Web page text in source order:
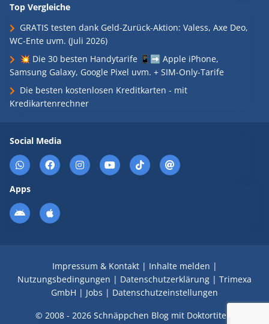
Top Vergleiche
GRATIS testen dank Geld-Zurück-Aktion: Valess, Axe Deo,
WC-Ente uvm. (Juli 2026)
💥 Die 30 besten Handytarife 📱➡️ Apple iPhone,
Samsung Galaxy, Google Pixel uvm. + SIM-Only-Tarife
Die besten kostenlosen Kreditkarten - mit
Kredikartenrechner
Social Media
Apps
Impressum & Kontakt| Inhalte melden |
Nutzungsbedingungen | Datenschutzerklärung | Trimexa
GmbH | Jobs | Datenschutzeinstellungen
© 2008 - 2026 Schnäppchen Blog mit Doktortitel -